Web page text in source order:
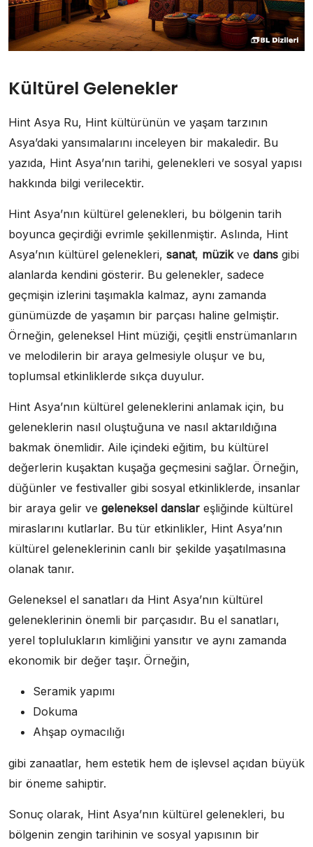
Kültürel Gelenekler
Hint Asya Ru, Hint kültürünün ve yaşam tarzının
Asya’daki yansımalarını inceleyen bir makaledir. Bu
yazıda, Hint Asya’nın tarihi, gelenekleri ve sosyal yapısı
hakkında bilgi verilecektir.
Hint Asya’nın kültürel gelenekleri, bu bölgenin tarih
boyunca geçirdiği evrimle şekillenmiştir. Aslında, Hint
Asya’nın kültürel gelenekleri, sanat, müzikve dans gibi
alanlarda kendini gösterir. Bu gelenekler, sadece
geçmişin izlerini taşımakla kalmaz, aynı zamanda
günümüzde de yaşamın bir parçası haline gelmiştir.
Örneğin, geleneksel Hint müziği, çeşitli enstrümanların
ve melodilerin bir araya gelmesiyle oluşur ve bu,
toplumsal etkinliklerde sıkça duyulur.
Hint Asya’nın kültürel geleneklerini anlamak için, bu
geleneklerin nasıl oluştuğuna ve nasıl aktarıldığına
bakmak önemlidir. Aile içindeki eğitim, bu kültürel
değerlerin kuşaktan kuşağa geçmesini sağlar. Örneğin,
düğünler ve festivaller gibi sosyal etkinliklerde, insanlar
bir araya gelir ve geleneksel danslar eşliğinde kültürel
miraslarını kutlarlar. Bu tür etkinlikler, Hint Asya’nın
kültürel geleneklerinin canlı bir şekilde yaşatılmasına
olanak tanır.
Geleneksel el sanatları da Hint Asya’nın kültürel
geleneklerinin önemli bir parçasıdır. Bu el sanatları,
yerel toplulukların kimliğini yansıtır ve aynı zamanda
ekonomik bir değer taşır. Örneğin,
Seramik yapımı
Dokuma
Ahşap oymacılığı
gibi zanaatlar, hem estetik hem de işlevsel açıdan büyük
bir öneme sahiptir.
Sonuç olarak, Hint Asya’nın kültürel gelenekleri, bu
bölgenin zengin tarihinin ve sosyal yapısının bir